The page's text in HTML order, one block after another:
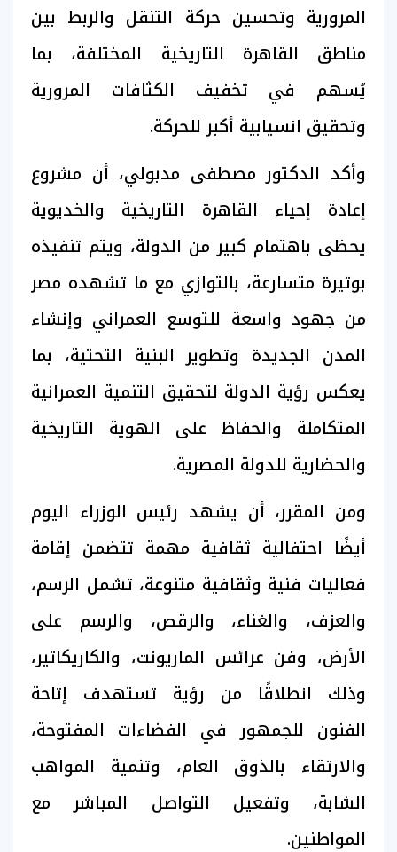
المرورية وتحسين حركة التنقل والربط بين
مناطق القاهرة التاريخية المختلفة، بما
يُسهم في تخفيف الكثافات المرورية
وتحقيق انسيابية أكبر للحركة.
وأكد الدكتور مصطفى مدبولي، أن مشروع
إعادة إحياء القاهرة التاريخية والخديوية
يحظى باهتمام كبير من الدولة، ويتم تنفيذه
بوتيرة متسارعة، بالتوازي مع ما تشهده مصر
من جهود واسعة للتوسع العمراني وإنشاء
المدن الجديدة وتطوير البنية التحتية، بما
يعكس رؤية الدولة لتحقيق التنمية العمرانية
المتكاملة والحفاظ على الهوية التاريخية
والحضارية للدولة المصرية.
ومن المقرر، أن يشهد رئيس الوزراء اليوم
أيضًا احتفالية ثقافية مهمة تتضمن إقامة
فعاليات فنية وثقافية متنوعة، تشمل الرسم،
والعزف، والغناء، والرقص، والرسم على
الأرض، وفن عرائس الماريونت، والكاريكاتير،
وذلك انطلاقًا من رؤية تستهدف إتاحة
الفنون للجمهور في الفضاءات المفتوحة،
والارتقاء بالذوق العام، وتنمية المواهب
الشابة، وتفعيل التواصل المباشر مع
المواطنين.